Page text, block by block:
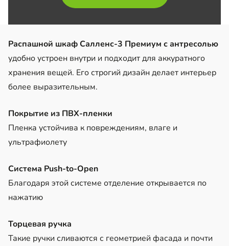
Распашной шкаф Салленс-3 Премиум с антресолью
удобно устроен внутри и подходит для аккуратного
хранения вещей. Его строгий дизайн делает интерьер
более выразительным.
Покрытие из ПВХ-пленки
Пленка устойчива к повреждениям, влаге и
ультрафиолету
Система Push-to-Open
Благодаря этой системе отделение открывается по
нажатию
Торцевая ручка
Такие ручки сливаются с геометрией фасада и почти